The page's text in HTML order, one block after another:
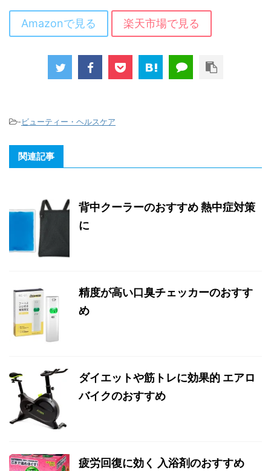
Amazonで見る 楽天市場で見る
-ビューティー・ヘルスケア
関連記事
背中クーラーのおすすめ 熱中症対策
に
精度が高い口臭チェッカーのおすす
め
ダイエットや筋トレに効果的 エアロ
バイクのおすすめ
疲労回復に効く 入浴剤のおすすめ